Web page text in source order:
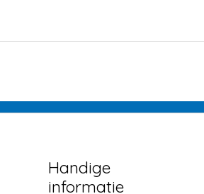
Handige
informatie